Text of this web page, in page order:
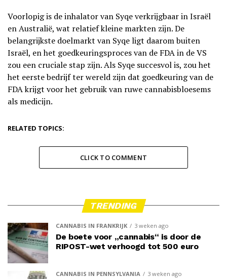
Voorlopig is de inhalator van Syqe verkrijgbaar in Israël
en Australië, wat relatief kleine markten zijn. De
belangrijkste doelmarkt van Syqe ligt daarom buiten
Israël, en het goedkeuringsproces van de FDA in de VS
zou een cruciale stap zijn. Als Syqe succesvol is, zou het
het eerste bedrijf ter wereld zijn dat goedkeuring van de
FDA krijgt voor het gebruik van ruwe cannabisbloesems
als medicijn.
RELATED TOPICS:
CLICK TO COMMENT
TRENDING
CANNABIS IN FRANKRIJK 3 weken ago
De boete voor „cannabis“ is door de
RIPOST-wet verhoogd tot 500 euro
CANNABIS IN PENNSYLVANIA 3 weken ago